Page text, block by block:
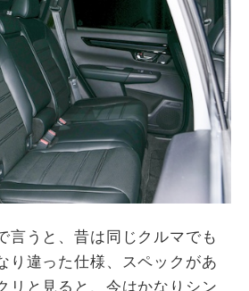
言うと、昔は同じクルマでも
り違った仕様、スペックがあ
リと見ると、今はかなりシン